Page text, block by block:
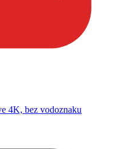
4K, bez vodoznaku